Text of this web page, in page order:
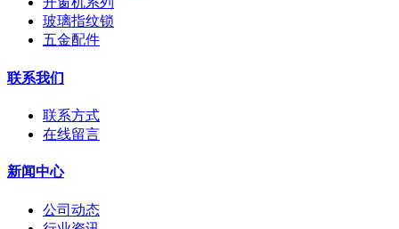
玻璃指纹锁
五金配件
联系我们
联系方式
在线留言
新闻中心
公司动态